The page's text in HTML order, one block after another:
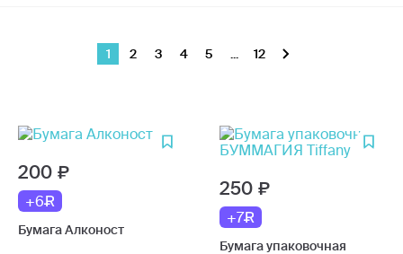
1 2 3 4 5 12
200
+6
Бумага Алконост
250
+7
Бумага упаковочная